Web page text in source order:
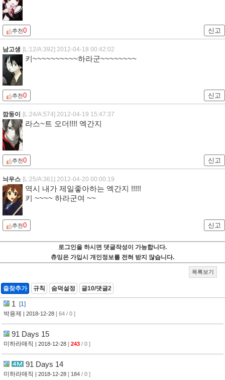
추천0 신고
남고생 [L:12/A:392] 2012-04-18 00:42:02
키~~~~~~~~~~하라군~~~~~~~~
추천0 신고
깜둥이 [L:24/A:574] 2012-04-19 15:47:37
라스~트 오더!!!! 엑간지
추천0 신고
늬우스 [L:25/A:361] 2012-04-20 00:00:19
역시 내가 제일좋아하는 엑간지 !!!!!
키 ~~~~ 하라군여 ~~
추천0 신고
로그인을 하시면 댓글작성이 가능합니다.
츄잉은 가입시 개인정보를 전혀 받지 않습니다.
목록보기
즐찾추가 규칙 숨덕설정 글10/댓글2
1
[1]
박용제
| 2018-12-28 [ 64 / 0 ]
91 Days 15
미하라매직 | 2018-12-28 [ 243 / 0 ]
91 Days 14
미하라매직 | 2018-12-28 [ 184 / 0 ]